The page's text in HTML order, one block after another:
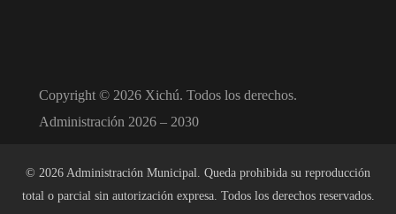
Copyright © 2026 Xichú. Todos los derechos.
Administración 2026 – 2030
© 2026 Administración Municipal. Queda prohibida su reproducción
total o parcial sin autorización expresa. Todos los derechos reservados.